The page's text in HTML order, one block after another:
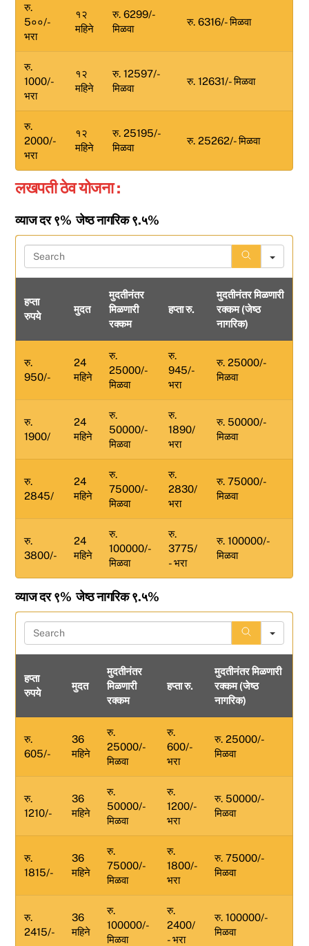
रु.
5००/-
भरा
१२
महिने
रु. 6299/-
मिळवा
रु. 6316/- मिळवा
रु.
1000/-
भरा
१२
महिने
रु. 12597/-
मिळवा
रु. 12631/- मिळवा
रु.
2000/-
भरा
१२
महिने
रु. 25195/-
मिळवा
रु. 25262/- मिळवा
लखपती ठेव योजना :
व्याज दर ९% जेष्ठ नागरिक ९.५%
e
a
r
हप्ता
रुपये
मुदत
मुदतीनंतर
मिळणारी
रक्कम
हप्ता रु.
मुदतीनंतर मिळणारी
रक्कम (जेष्ठ
नागरिक)
रु.
950/-
24
महिने
रु.
25000/-
मिळवा
रु.
945/-
भरा
रु. 25000/-
मिळवा
रु.
1900/
24
महिने
रु.
50000/-
मिळवा
रु.
1890/
भरा
रु. 50000/-
मिळवा
रु.
2845/
24
महिने
रु.
75000/-
मिळवा
रु.
2830/
भरा
रु. 75000/-
मिळवा
रु.
3800/-
24
महिने
रु.
100000/-
मिळवा
रु.
3775/
- भरा
रु. 100000/-
मिळवा
व्याज दर ९% जेष्ठ नागरिक ९.५%
e
a
हप्ता
रुपये
मुदत
मुदतीनंतर
मिळणारी
रक्कम
हप्ता रु.
मुदतीनंतर मिळणारी
रक्कम (जेष्ठ
नागरिक)
रु.
605/-
36
महिने
रु.
25000/-
मिळवा
रु.
600/-
भरा
रु. 25000/-
मिळवा
रु.
1210/-
36
महिने
रु.
50000/-
मिळवा
रु.
1200/-
भरा
रु. 50000/-
मिळवा
रु.
1815/-
36
महिने
रु.
75000/-
मिळवा
रु.
1800/-
भरा
रु. 75000/-
मिळवा
रु.
2415/-
36
महिने
रु.
100000/-
मिळवा
रु.
2400/
- भरा
रु. 100000/-
मिळवा